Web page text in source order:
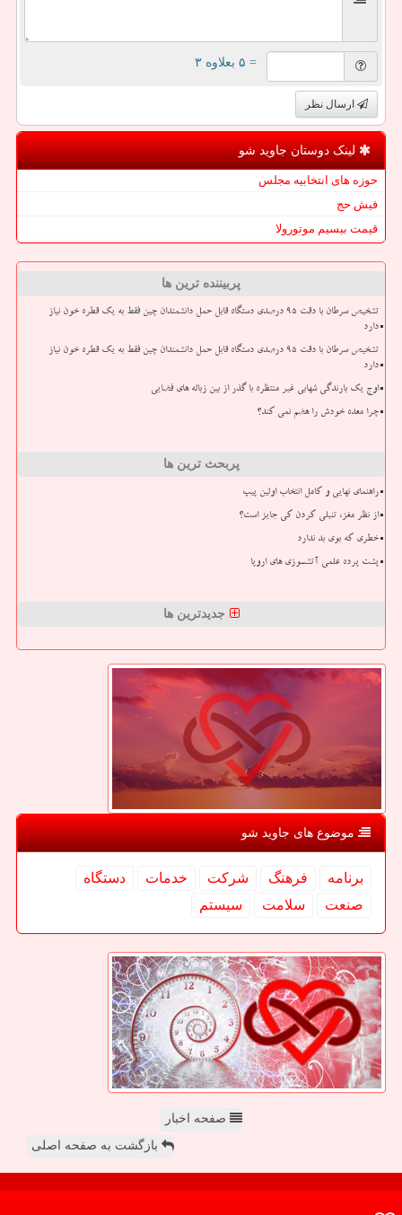
= ۵ بعلاوه ۳
ارسال نظر
لینک دوستان جاوید شو
حوزه های انتخابیه مجلس
فیش حج
قیمت بیسیم موتورولا
پربیننده ترین ها
تشخیص سرطان با دقت ۹۵ درصدی دستگاه قابل حمل دانشمندان چین فقط به یک قطره خون نیاز
دارد
تشخیص سرطان با دقت ۹۵ درصدی دستگاه قابل حمل دانشمندان چین فقط به یک قطره خون نیاز
دارد
اوج یک بارندگی شهابی غیر منتظره با گذر از بین زباله های فضایی
چرا معده خودش را هضم نمی کند؟
پربحث ترین ها
راهنمای نهایی و کامل انتخاب اولین پیپ
از نظر مغز، تنبلی کردن کی جایز است؟
خطری که بوی بد ندارد
پشت پرده علمی آتشسوزی های اروپا
جدیدترین ها
موضوع های جاوید شو
برنامه فرهنگ شركت خدمات
دستگاه
صنعت
سلامت سیستم
صفحه اخبار
بازگشت به صفحه اصلی